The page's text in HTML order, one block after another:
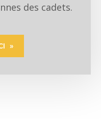
des cadets.